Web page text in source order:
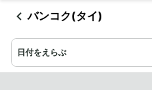
バンコク(タイ)
日付をえらぶ